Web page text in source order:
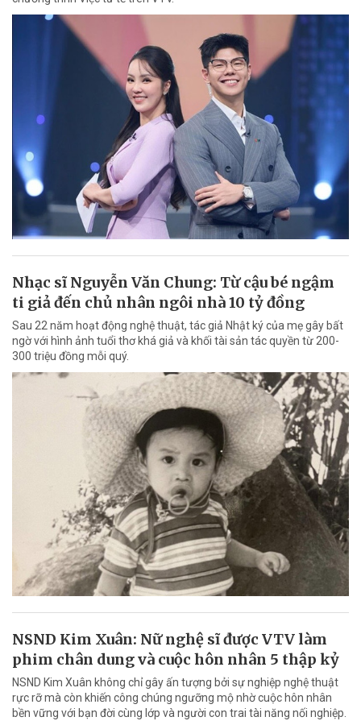
Nhạc sĩ Nguyễn Văn Chung: Từ cậu bé ngậm
ti giả đến chủ nhân ngôi nhà 10 tỷ đồng
Sau 22 năm hoạt động nghệ thuật, tác giả Nhật ký của mẹ gây bất
ngờ với hình ảnh tuổi thơ khá giả và khối tài sản tác quyền từ 200-
300 triệu đồng mỗi quý.
NSND Kim Xuân: Nữ nghệ sĩ được VTV làm
phim chân dung và cuộc hôn nhân 5 thập kỷ
NSND Kim Xuân không chỉ gây ấn tượng bởi sự nghiệp nghệ thuật
rực rỡ mà còn khiến công chúng ngưỡng mộ nhờ cuộc hôn nhân
bền vững với bạn đời cùng lớp và người con trai tài năng nối nghiệp.